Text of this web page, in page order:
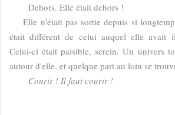
Dehors. Elle était dehors !
Elle n'était pas sortie depuis si
était différent de celui auquel elle avait
Celui-ci était paisible, serein. Un univers
autour d'elle, et quelque part au loin se
Courir ! Il faut courir !